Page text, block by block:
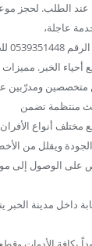
عند الطلب. لحجز
عاجلة،
الخبر. مميزات
متخصصين
منتظمة تضمن
أنواع الأفران
ويقلل من
على الوصول إلى